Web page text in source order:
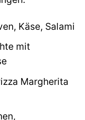
Käse, Salami
mit
Margherita